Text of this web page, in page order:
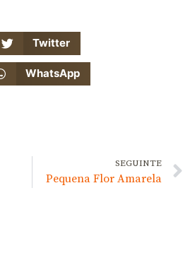
Twitter
WhatsApp
SEGUINTE
Pequena Flor Amarela